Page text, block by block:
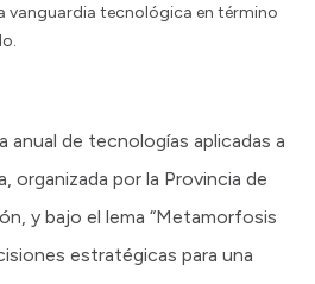
vanguardia tecnológica en término
anual de tecnologías aplicadas a
organizada por la Provincia de
y bajo el lema “Metamorfosis
estratégicas para una